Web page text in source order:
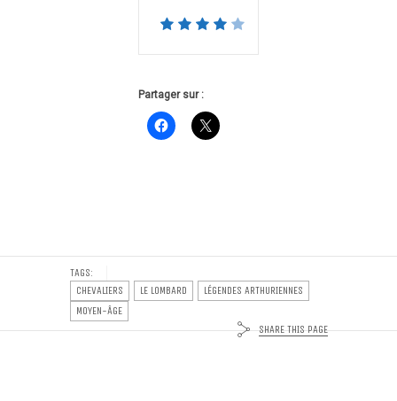
Partager sur :
TAGS:
CHEVALIERS
LE LOMBARD
LÉGENDES ARTHURIENNES
MOYEN-ÂGE
SHARE THIS PAGE